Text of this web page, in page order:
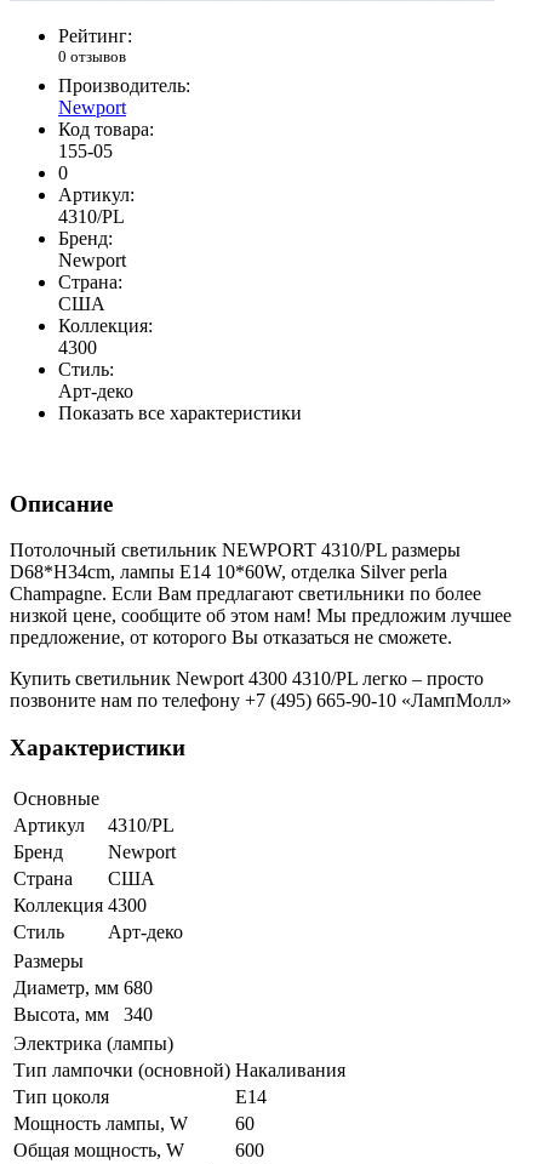
Рейтинг:
0 отзывов
Производитель:
Newport
Код товара:
155-05
0
Артикул:
4310/PL
Бренд:
Newport
Страна:
США
Коллекция:
4300
Стиль:
Арт-деко
Показать все характеристики
Описание
Потолочный светильник NEWPORT 4310/PL размеры
D68*H34cm, лампы E14 10*60W, отделка Silver perla
Champagne. Если Вам предлагают светильники по более
низкой цене, сообщите об этом нам! Мы предложим лучшее
предложение, от которого Вы отказаться не сможете.
Купить светильник Newport 4300 4310/PL легко – просто
позвоните нам по телефону +7 (495) 665-90-10 «ЛампМолл»
Характеристики
Основные
Артикул
4310/PL
Бренд
Newport
Страна
США
Коллекция 4300
Стиль
Арт-деко
Размеры
Диаметр, мм 680
Высота, мм
340
Электрика (лампы)
Тип лампочки (основной) Накаливания
Тип цоколя
E14
Мощность лампы, W
60
Общая мощность, W
600